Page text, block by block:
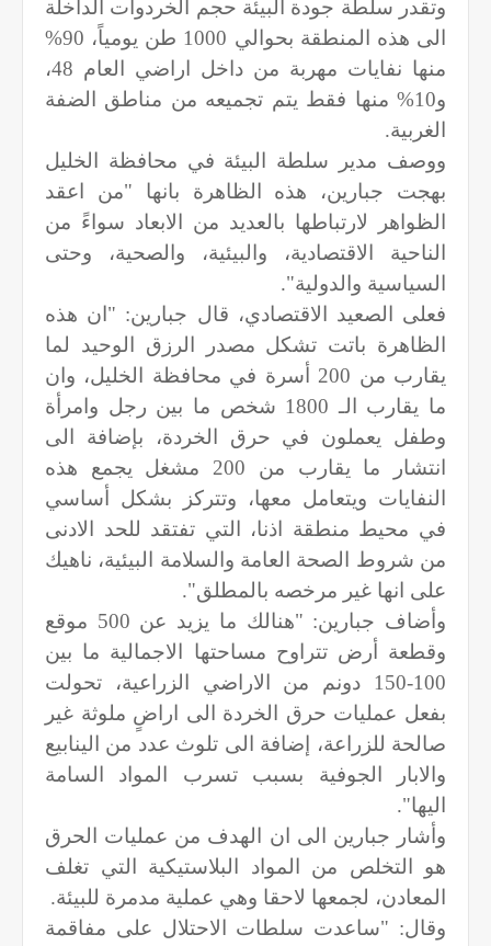
وتقدر سلطة جودة البيئة حجم الخردوات الداخلة
الى هذه المنطقة بحوالي 1000 طن يومياً، 90%
منها نفايات مهربة من داخل اراضي العام 48،
و10% منها فقط يتم تجميعه من مناطق الضفة
الغربية.
ووصف مدير سلطة البيئة في محافظة الخليل
بهجت جبارين، هذه الظاهرة بانها "من اعقد
الظواهر لارتباطها بالعديد من الابعاد سواءً من
الناحية الاقتصادية، والبيئية، والصحية، وحتى
السياسية والدولية".
فعلى الصعيد الاقتصادي، قال جبارين: "ان هذه
الظاهرة باتت تشكل مصدر الرزق الوحيد لما
يقارب من 200 أسرة في محافظة الخليل، وان
ما يقارب الـ 1800 شخص ما بين رجل وامرأة
وطفل يعملون في حرق الخردة، بإضافة الى
انتشار ما يقارب من 200 مشغل يجمع هذه
النفايات ويتعامل معها، وتتركز بشكل أساسي
في محيط منطقة اذنا، التي تفتقد للحد الادنى
من شروط الصحة العامة والسلامة البيئية، ناهيك
على انها غير مرخصه بالمطلق".
وأضاف جبارين: "هنالك ما يزيد عن 500 موقع
وقطعة أرض تتراوح مساحتها الاجمالية ما بين
100-150 دونم من الاراضي الزراعية، تحولت
بفعل عمليات حرق الخردة الى اراضٍ ملوثة غير
صالحة للزراعة، إضافة الى تلوث عدد من الينابيع
والابار الجوفية بسبب تسرب المواد السامة
اليها".
وأشار جبارين الى ان الهدف من عمليات الحرق
هو التخلص من المواد البلاستيكية التي تغلف
المعادن، لجمعها لاحقا وهي عملية مدمرة للبيئة.
وقال: "ساعدت سلطات الاحتلال على مفاقمة